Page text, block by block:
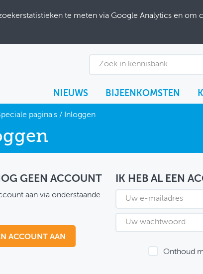
te meten via Google Analytics en om
Zoek in kennisbank
NIEUWS BIJEENKOMSTEN
pagina's/ Inloggen
GEEN ACCOUNT
aan via onderstaande
ACCOUNT AAN
IK HEB AL EEN
Onthoud